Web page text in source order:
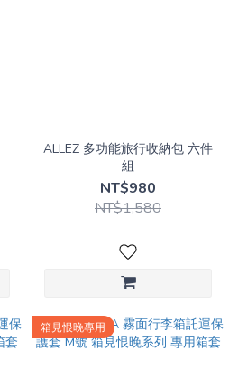
ALLEZ 多功能旅行收納包 六件
組
NT$980
NT$1,580
箱見恨晚專用